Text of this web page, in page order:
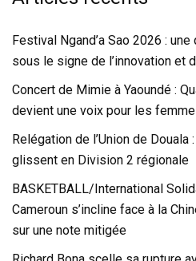
Festival Ngand’a Sao 2026 :
sous le signe de l’innovation et
Concert de Mimie à Yaoundé :
devient une voix pour les
Relégation de l’Union de
glissent en Division 2 régionale
BASKETBALL/International
Cameroun s’incline face à la
sur une note mitigée